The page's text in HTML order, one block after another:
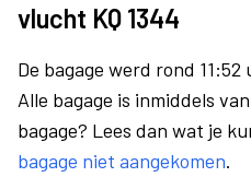
vlucht KQ 1344
De bagage werd rond
Alle bagage is inmiddels
bagage? Lees dan wat je
bagage niet aangekomen.